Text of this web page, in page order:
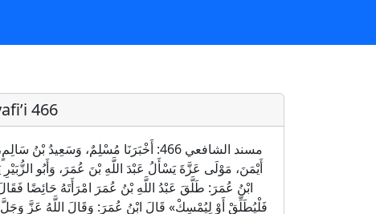
466
مسند الشافعي 466: أَخْبَرَنَا مُسْلِمٌ،
أَيْمَنَ، مَوْلَى عَزَّةَ يَسْأَلُ عَبْدَ اللَّهِ بْنَ عُمَرَ، وَأَبُو
ابْنُ عُمَرَ: طَلَّقَ عَبْدُ اللَّهِ بْنُ عُمَرَ امْرَأَتَهُ حَائِضًا